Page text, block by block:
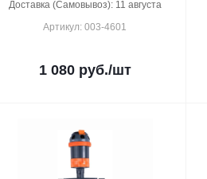
Доставка (Самовывоз): 11 августа
Артикул: 003-4601
1 080руб./шт